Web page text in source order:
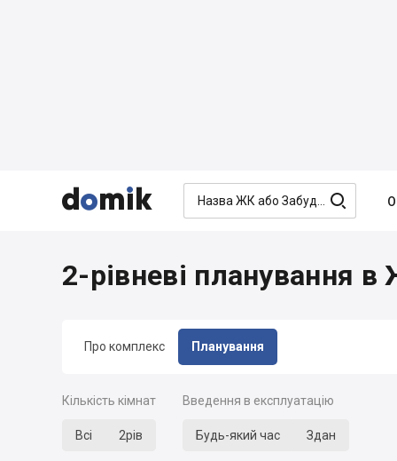


 
Про комплекс Планування
2-рівневі планування
Кількість кімнат
Всі 2рів
Введення в експлуатацію
Будь-який час Здан